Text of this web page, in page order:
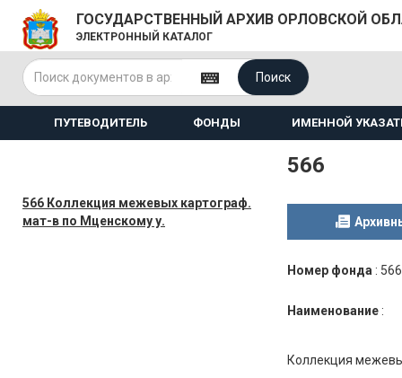
ГОСУДАРСТВЕННЫЙ АРХИВ ОРЛОВСКОЙ
ЭЛЕКТРОННЫЙ КАТАЛОГ
Поиск
ПУТЕВОДИТЕЛЬ ФОНДЫ ИМЕННОЙ
566 Коллекция межевых картограф.
мат-в по Мценскому у.
566
Номер фонда : 566
Наименование :
Коллекция